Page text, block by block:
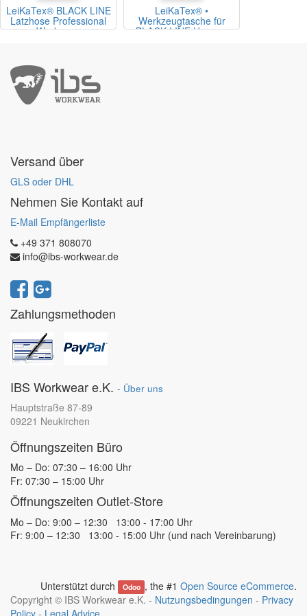
LeiKaTex® BLACK LINE
Latzhose Professional
Workwear
LeiKaTex® •
Werkzeugtasche für
BLACK LINE Hosen •
Versand über
GLS oder DHL
Nehmen Sie Kontakt auf
E-Mail Empfängerliste
+49 371 808070
info@ibs-workwear.de
Zahlungsmethoden
IBS Workwear e.K. - Über uns
Hauptstraße 87-89
09221 Neukirchen
Öffnungszeiten Büro
Mo – Do: 07:30 – 16:00 Uhr
Fr: 07:30 – 15:00 Uhr
Öffnungszeiten Outlet-Store
Mo – Do: 9:00 – 12:30 13:00 - 17:00 Uhr
Fr: 9:00 – 12:30 13:00 - 15:00 Uhr (und nach Vereinbarung)
Unterstützt durch Odoo , the #1 Open Source eCommerce.
Copyright © IBS Workwear e.K. - Nutzungsbedingungen - Privacy
Policy - Legal Advice